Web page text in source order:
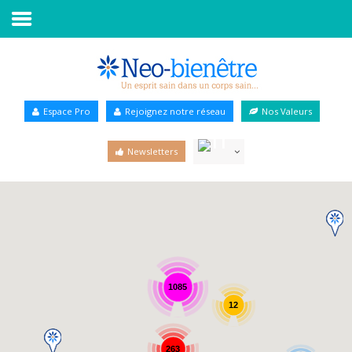
Annuaire Bien-être
Espace Pro Rejoignez notre réseau Nos Valeurs
Newsletters
1085
263
12